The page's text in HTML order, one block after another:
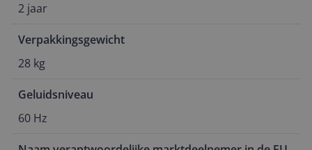
2 jaar
Verpakkingsgewicht
28 kg
Geluidsniveau
60 Hz